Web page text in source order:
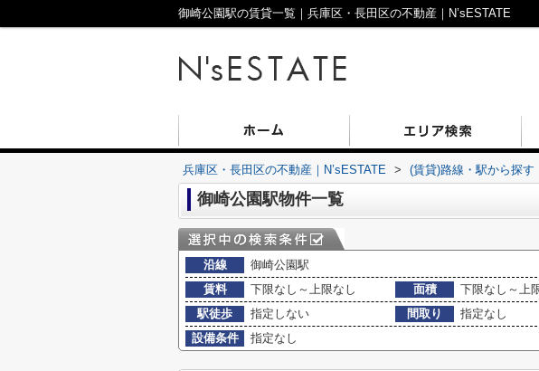
御崎公園駅の賃貸一覧｜兵庫区・長田区の不動産｜N’sESTATE
兵庫区・長田区の不動産｜N’sESTATE > (賃貸)路線・駅から探す
御崎公園駅物件一覧
沿線
御崎公園駅
賃料
下限なし～上限なし 面積 下限なし～上
駅徒歩
指定しない 間取り
指定なし
設備条件
指定なし